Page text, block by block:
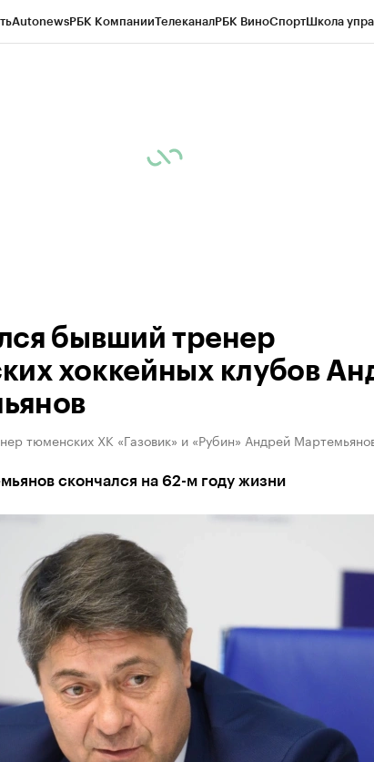
AutonewsРБК КомпанииТелеканалРБК ВиноСпортШкола
бывший тренер
хоккейных клубов
тюменских ХК «Газовик» и «Рубин» Андрей
скончался на 62-м году жизни